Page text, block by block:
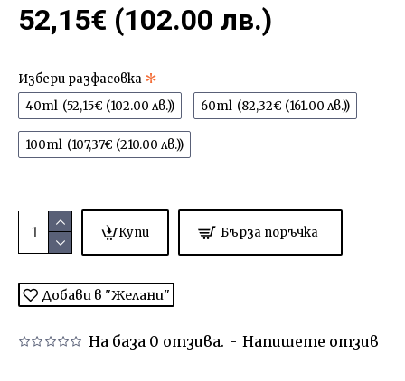
На база 0 отзива. - Напишете отзив
52,15€ (102.00 лв.)
Избери разфасовка
40ml (52,15€ (102.00 лв.)) 60ml (82,32€ (161.00 лв.))
100ml (107,37€ (210.00 лв.))
Купи Бърза поръчка
Добави в "Желани"